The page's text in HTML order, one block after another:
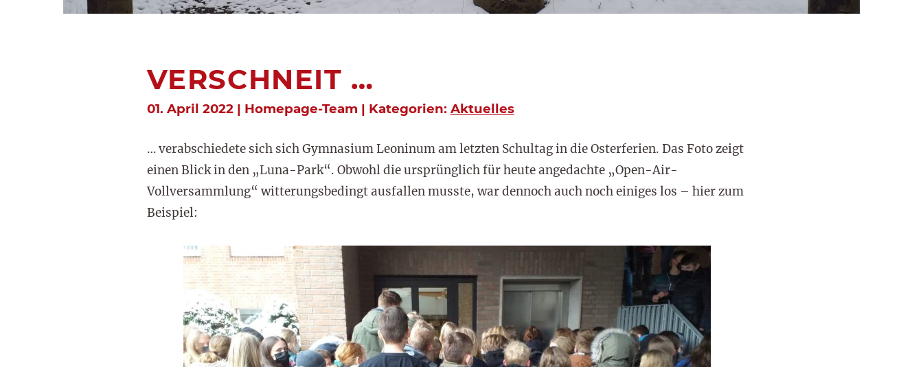
VERSCHNEIT …
01. April 2022 | Homepage-Team | Kategorien: Aktuelles
… verabschiedete sich sich Gymnasium Leoninum am letzten Schultag in die Osterferien. Das Foto zeigt
einen Blick in den „Luna-Park“. Obwohl die ursprünglich für heute angedachte „Open-Air-
Vollversammlung“ witterungsbedingt ausfallen musste, war dennoch auch noch einiges los – hier zum
Beispiel: